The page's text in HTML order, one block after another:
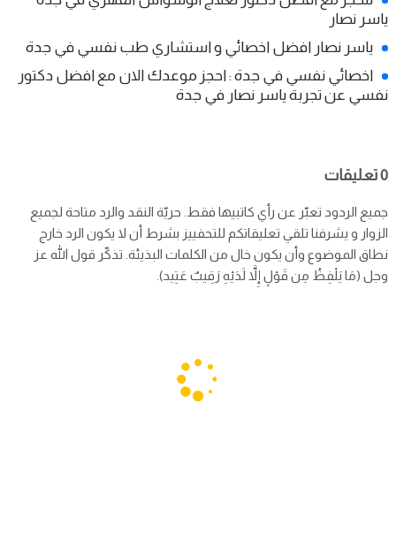
ياسر نصار
ياسر نصار افضل اخصائي و استشاري طب نفسي في جدة
اخصائي نفسي في جدة : احجز موعدك الان مع افضل دكتور
نفسي عن تجربة ياسر نصار في جدة
0 تعليقات
جميع الردود تعبّر عن رأي كاتبيها فقط. حريّة النقد والرد متاحة لجميع
الزوار و يشرفنا تلقي تعليقاتكم للتحفييز بشرط أن لا يكون الرد خارج
نطاق الموضوع وأن يكون خال من الكلمات البذيئة. تذكّر قول الله عز
وجل (مَا يَلْفِظُ مِن قَوْلٍ إِلاَّ لَدَيْهِ رَقِيبٌ عَتِيد).